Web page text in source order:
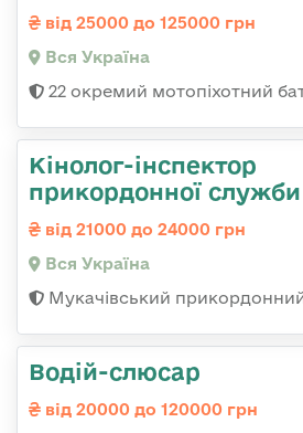
від 25000 до 125000 грн
Вся Україна
22 окремий мотопіхотний
Кінолог-інспектор
прикордонної служби
від 21000 до 24000 грн
Вся Україна
Мукачівський прикордонний
Водій-слюсар
від 20000 до 120000 грн